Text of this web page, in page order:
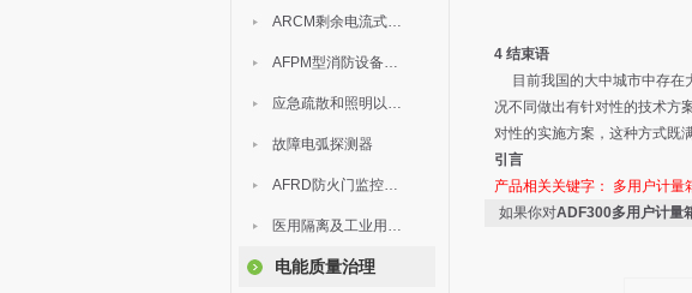
ARCM剩余电流式电气火灾监控装置
AFPM型消防设备电源监控系统
应急疏散和照明以及灯具
故障电弧探测器
AFRD防火门监控系统
医用隔离及工业用电绝缘检测
电能质量治理
4 结束语
目前我国的大中城市中存在
况不同做出有针对性的技术方
对性的实施方案，这种方式既
引言
产品相关关键字：
多用户计量
如果你对ADF300多用户计量